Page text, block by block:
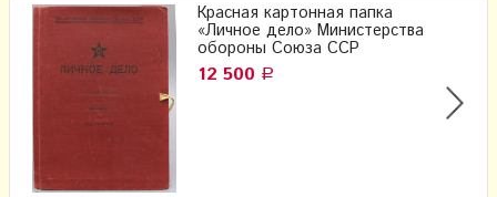
Красная картонная папка
«Личное дело» Министерства
обороны Союза ССР
12 500 Р